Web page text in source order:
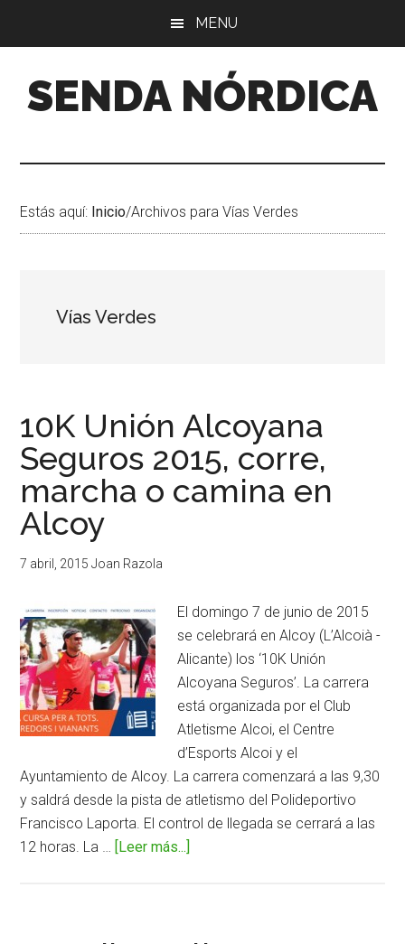
barra
lateral
página
MENU
SENDA NÓRDICA
Estás aquí: Inicio/Archivos para Vías Verdes
Vías Verdes
10K Unión Alcoyana
Seguros 2015, corre,
marcha o camina en
Alcoy
7 abril, 2015 Joan Razola
El domingo 7 de junio de 2015
se celebrará en Alcoy (L’Alcoià -
Alicante) los ‘10K Unión
Alcoyana Seguros’. La carrera
está organizada por el Club
Atletisme Alcoi, el Centre
d’Esports Alcoi y el
Ayuntamiento de Alcoy. La carrera comenzará a las 9,30
y saldrá desde la pista de atletismo del Polideportivo
Francisco Laporta. El control de llegada se cerrará a las
12 horas. La … [Leer más...]